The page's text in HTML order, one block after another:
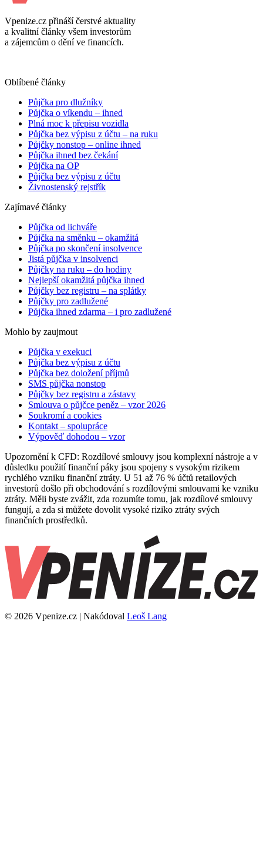
Vpenize.cz přináší čerstvé aktuality
a kvalitní články všem investorům
a zájemcům o dění ve financích.
Oblíbené články
Půjčka pro dlužníky
Půjčka o víkendu – ihned
Plná moc k přepisu vozidla
Půjčka bez výpisu z účtu – na ruku
Půjčky nonstop – online ihned
Půjčka ihned bez čekání
Půjčka na OP
Půjčka bez výpisu z účtu
Živnostenský rejstřík
Zajímavé články
Půjčka od lichváře
Půjčka na směnku – okamžitá
Půjčka po skončení insolvence
Jistá půjčka v insolvenci
Půjčky na ruku – do hodiny
Nejlepší okamžitá půjčka ihned
Půjčky bez registru – na splátky
Půjčky pro zadlužené
Půjčka ihned zdarma – i pro zadlužené
Mohlo by zaujmout
Půjčka v exekuci
Půjčka bez výpisu z účtu
Půjčka bez doložení příjmů
SMS půjčka nonstop
Půjčky bez registru a zástavy
Smlouva o půjčce peněz – vzor 2026
Soukromí a cookies
Kontakt – spolupráce
Výpověď dohodou – vzor
Upozornění k CFD: Rozdílové smlouvy jsou komplexní nástroje a v
důsledku použití finanční páky jsou spojeny s vysokým rizikem
rychlého vzniku finanční ztráty. U 51 až 76 % účtů retailových
investorů došlo při obchodování s rozdílovými smlouvami ke vzniku
ztráty. Měli byste zvážit, zda rozumíte tomu, jak rozdílové smlouvy
fungují, a zda si můžete dovolit vysoké riziko ztráty svých
finančních prostředků.
© 2026 Vpenize.cz | Nakódoval Leoš Lang